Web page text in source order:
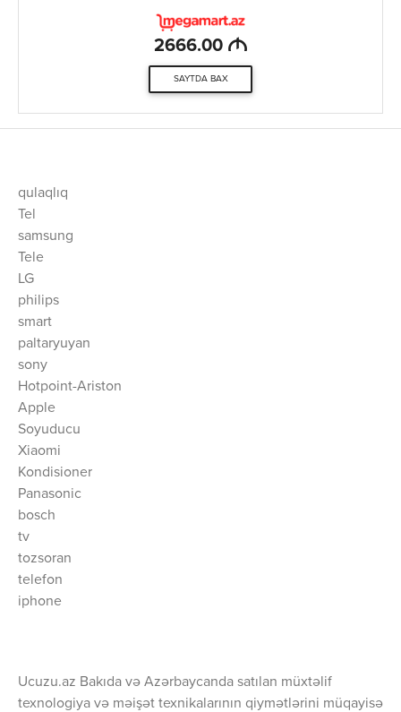
2666.00 M
SAYTDA BAX
qulaqlıq
Tel
samsung
Tele
LG
philips
smart
paltaryuyan
sony
Hotpoint-Ariston
Apple
Soyuducu
Xiaomi
Kondisioner
Panasonic
bosch
tv
tozsoran
telefon
iphone
Ucuzu.az Bakıda və Azərbaycanda satılan müxtəlif
texnologiya və məişət texnikalarının qiymətlərini müqayisə